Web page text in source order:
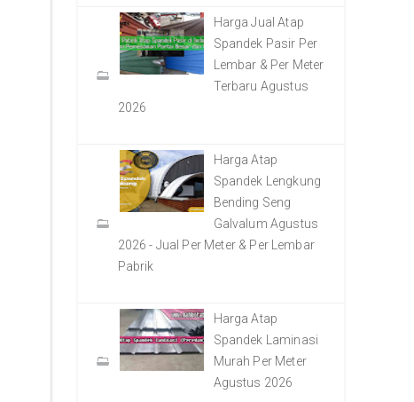
Harga Jual Atap
Spandek Pasir Per
Lembar & Per Meter
Terbaru Agustus
2026
Harga Atap
Spandek Lengkung
Bending Seng
Galvalum Agustus
2026 - Jual Per Meter & Per Lembar
Pabrik
Harga Atap
Spandek Laminasi
Murah Per Meter
Agustus 2026